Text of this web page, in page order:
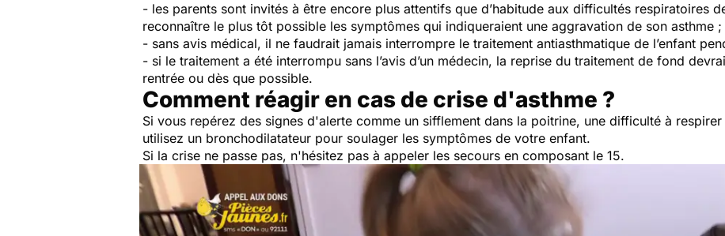
- les parents sont invités à être encore plus attentifs que d’habitude aux difficultés respiratoires
reconnaître le plus tôt possible les symptômes qui indiqueraient une aggravation de son asthme ;
- sans avis médical, il ne faudrait jamais interrompre le traitement antiasthmatique de l’enfant
- si le traitement a été interrompu sans l’avis d’un médecin, la reprise du traitement de fond
rentrée ou dès que possible.
Comment réagir en cas de crise d'asthme ?
Si vous repérez des signes d'alerte comme un sifflement dans la poitrine, une difficulté à
utilisez un bronchodilatateur pour soulager les symptômes de votre enfant.
Si la crise ne passe pas, n'hésitez pas à appeler les secours en composant le 15.